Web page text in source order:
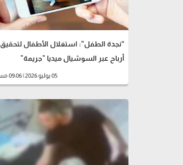
“نجدة الطفل”: استغلال الأطفال لتحقيق
أرباح عبر السوشيال ميديا "جريمة"
05 يوليو 2026 | 09:06 مساءً